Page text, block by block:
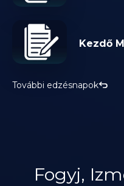
Kezdő
További edzésnapok
Fogyj,